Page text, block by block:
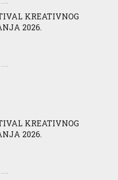
KREATIVNOG
2026.
KREATIVNOG
2026.